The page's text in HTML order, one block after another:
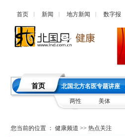
首页 新闻 地方新闻 数字报
首页 北国北方名医专题讲座
两性 美体
您当前的位置 ： 健康频道 >> 热点关注